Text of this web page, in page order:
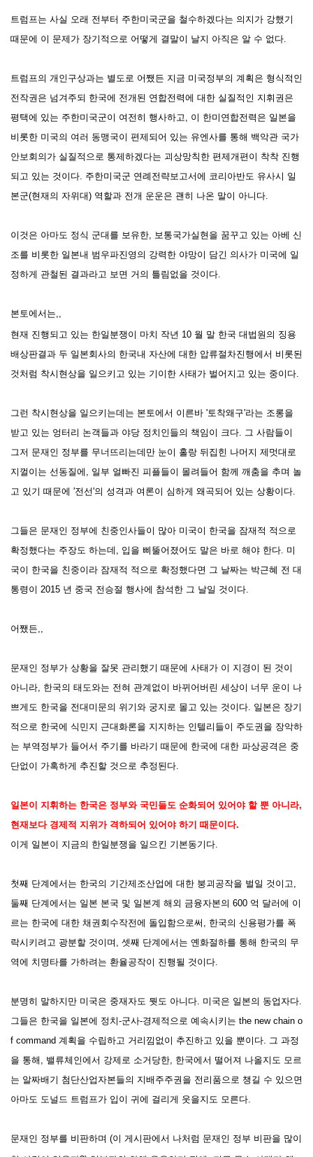
트럼프는 사실 오래 전부터 주한미국군을 철수하겠다는 의지가 강했기
때문에 이 문제가 장기적으로 어떻게 결말이 날지 아직은 알 수 없다.
트럼프의 개인구상과는 별도로 어쨌든 지금 미국정부의 계획은 형식적인
전작권은 넘겨주되 한국에 전개된 연합전력에 대한 실질적인 지휘권은
평택에 있는 주한미국군이 여전히 행사하고, 이 한미연합전력은 일본을
비롯한 미국의 여러 동맹국이 편제되어 있는 유엔사를 통해 백악관 국가
안보회의가 실질적으로 통제하겠다는 괴상망칙한 편제개편이 착착 진행
되고 있는 것이다. 주한미국군 연례전략보고서에 코리아반도 유사시 일
본군(현재의 자위대) 역할과 전개 운운은 괜히 나온 말이 아니다.
이것은 아마도 정식 군대를 보유한, 보통국가실현을 꿈꾸고 있는 아베 신
조를 비롯한 일본내 범우파진영의 강력한 야망이 담긴 의사가 미국에 일
정하게 관철된 결과라고 보면 거의 틀림없을 것이다.
본토에서는,,
현재 진행되고 있는 한일분쟁이 마치 작년 10 월 말 한국 대법원의 징용
배상판결과 두 일본회사의 한국내 자산에 대한 압류절차진행에서 비롯된
것처럼 착시현상을 일으키고 있는 기이한 사태가 벌어지고 있는 중이다.
그런 착시현상을 일으키는데는 본토에서 이른바 '토착왜구'라는 조롱을
받고 있는 엉터리 논객들과 야당 정치인들의 책임이 크다. 그 사람들이
그저 문재인 정부를 무너뜨리는데만 눈이 홀랑 뒤집힌 나머지 제멋대로
지껄이는 선동질에, 일부 얼빠진 피플들이 몰려들어 함께 깨춤을 추며 놀
고 있기 때문에 '전선'의 성격과 여론이 심하게 왜곡되어 있는 상황이다.
그들은 문재인 정부에 친중인사들이 많아 미국이 한국을 잠재적 적으로
확정했다는 주장도 하는데, 입을 삐뚤어졌어도 말은 바로 해야 한다. 미
국이 한국을 친중이라 잠재적 적으로 확정했다면 그 날짜는 박근혜 전 대
통령이 2015 년 중국 전승절 행사에 참석한 그 날일 것이다.
어쨌든,,
문재인 정부가 상황을 잘못 관리했기 때문에 사태가 이 지경이 된 것이
아니라, 한국의 태도와는 전혀 관계없이 바뀌어버린 세상이 너무 운이 나
쁘게도 한국을 전대미문의 위기와 궁지로 몰고 있는 것이다. 일본은 장기
적으로 한국에 식민지 근대화론을 지지하는 인텔리들이 주도권을 장악하
는 부역정부가 들어서 주기를 바라기 때문에 한국에 대한 파상공격은 중
단없이 가혹하게 추진할 것으로 추정된다.
일본이 지휘하는 한국은 정부와 국민들도 순화되어 있어야 할 뿐 아니라,
현재보다 경제적 지위가 격하되어 있어야 하기 때문이다.
이게 일본이 지금의 한일분쟁을 일으킨 기본동기다.
첫째 단계에서는 한국의 기간제조산업에 대한 붕괴공작을 벌일 것이고,
둘째 단계에서는 일본 본국 및 일본계 해외 금융자본의 600 억 달러에 이
르는 한국에 대한 채권회수작전에 돌입함으로써, 한국의 신용평가를 폭
락시키려고 광분할 것이며, 셋째 단계에서는 옌화절하를 통해 한국의 무
역에 치명타를 가하려는 환율공작이 진행될 것이다.
분명히 말하지만 미국은 중재자도 뭣도 아니다. 미국은 일본의 동업자다.
그들은 한국을 일본에 정치-군사-경제적으로 예속시키는 the new chain o
f command 계획을 수립하고 거리낌없이 추진하고 있을 뿐이다. 그 과정
을 통해, 밸류체인에서 강제로 소거당한, 한국에서 떨어져 나올지도 모르
는 알짜배기 첨단산업자본들의 지배주주권을 전리품으로 챙길 수 있으면
아마도 도널드 트럼프가 입이 귀에 걸리게 웃을지도 모른다.
문재인 정부를 비판하며 (이 게시판에서 나처럼 문재인 정부 비판을 많이